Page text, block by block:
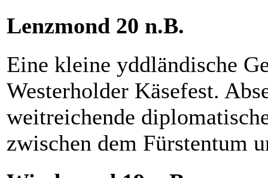
Lenzmond 20 n.B.
Eine kleine yddländische
Westerholder Käsefest.
weitreichende
zwischen dem Fürstentum